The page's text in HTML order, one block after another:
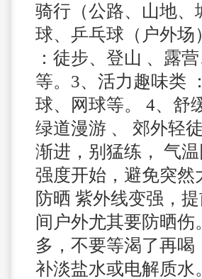
骑行（公路、山地、
球、乒乓球（户外场
：徒步、登山 、露
等。 3、活力趣味类
球、网球等。 4、舒
绿道漫游 、 郊外轻徒
渐进，别猛练， 气
强度开始，避免突
防晒 紫外线变强，
间户外尤其要防晒伤。
多，不要等渴了再
补淡盐水或电解质水